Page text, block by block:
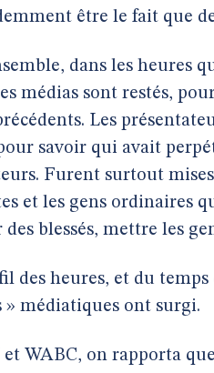
être le fait que
dans les heures
médias sont restés,
Les
savoir qui avait
Furent surtout mises
et les gens ordinaires
des blessés, mettre les
des heures, et du temps
» médiatiques ont surgi.
et WABC, on rapporta